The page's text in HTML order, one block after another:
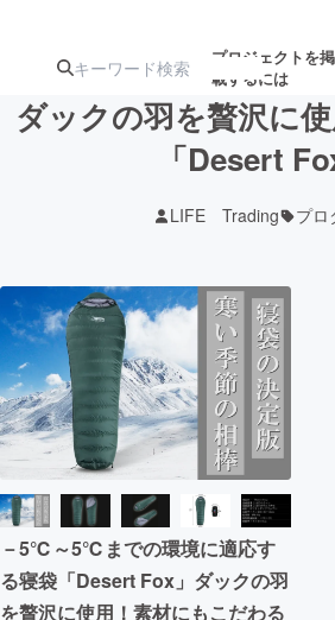
プロジェクトを掲
載するには
ジェクト
募集
ロジ
アート・写真
テクノロジー・ガジェット
映像・映画
ビジネス・起業
まちづくり・地域活性化
ダックの羽を贅沢に
「Desert
LIFE Trading プロ
－5℃～5℃までの環境に適応す
る寝袋「Desert Fox」ダックの羽
を贅沢に使用！素材にもこだわる